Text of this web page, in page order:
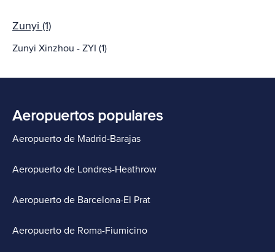
Zunyi (1)
Zunyi Xinzhou - ZYI (1)
Aeropuertos populares
Aeropuerto de Madrid-Barajas
Aeropuerto de Londres-Heathrow
Aeropuerto de Barcelona-El Prat
Aeropuerto de Roma-Fiumicino